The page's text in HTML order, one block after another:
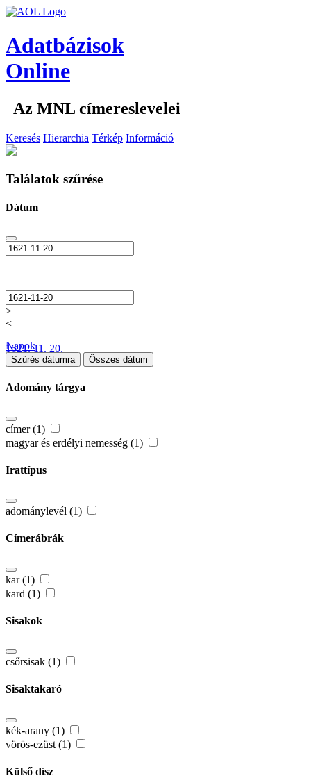
Adatbázisok
Online
Az MNL címereslevelei
Keresés Hierarchia Térkép Információ
Találatok szűrése
Dátum
—
>
<
1621. 11. 20.
Napok
Szűrés dátumra Összes dátum
Adomány tárgya
címer (1)
magyar és erdélyi nemesség (1)
Irattípus
adománylevél (1)
Címerábrák
kar (1)
kard (1)
Sisakok
csőrsisak (1)
Sisaktakaró
kék-arany (1)
vörös-ezüst (1)
Külső dísz